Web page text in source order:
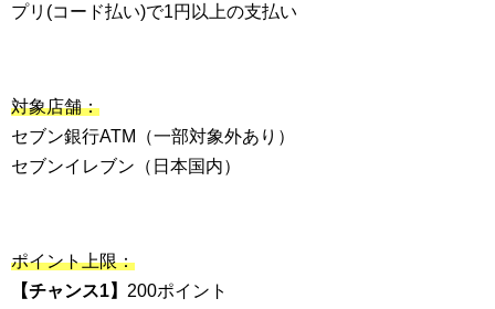
プリ(コード払い)で1円以上の支払い
対象店舗：
セブン銀行ATM（一部対象外あり）
セブンイレブン（日本国内）
ポイント上限：
【チャンス1】 200ポイント